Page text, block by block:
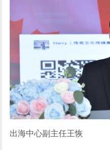
出海中心副主任王恢